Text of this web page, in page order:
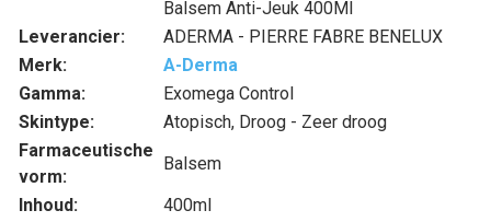
Balsem Anti-Jeuk 400Ml
Leverancier:
ADERMA - PIERRE FABRE BENELUX
Merk:
A-Derma
Gamma:
Exomega Control
Skintype:
Atopisch, Droog - Zeer droog
Farmaceutische
vorm:
Balsem
Inhoud:
400ml